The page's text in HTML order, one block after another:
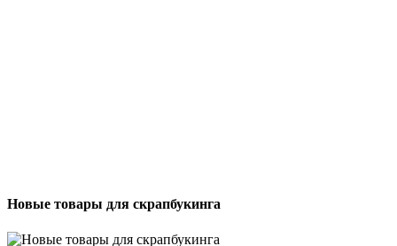
Новые товары для скрапбукинга